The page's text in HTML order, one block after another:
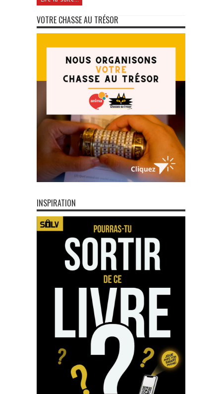
VOTRE CHASSE AU TRÉSOR
INSPIRATION